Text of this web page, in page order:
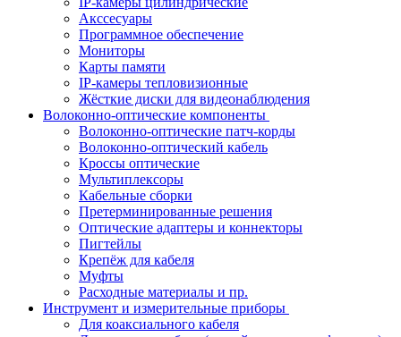
Акссесуары
Программное обеспечение
Мониторы
Карты памяти
IP-камеры тепловизионные
Жёсткие диски для видеонаблюдения
Волоконно-оптические компоненты
Волоконно-оптические патч-корды
Волоконно-оптический кабель
Кроссы оптические
Мультиплексоры
Кабельные сборки
Претерминированные решения
Оптические адаптеры и коннекторы
Пигтейлы
Крепёж для кабеля
Муфты
Расходные материалы и пр.
Инструмент и измерительные приборы
Для коаксиального кабеля